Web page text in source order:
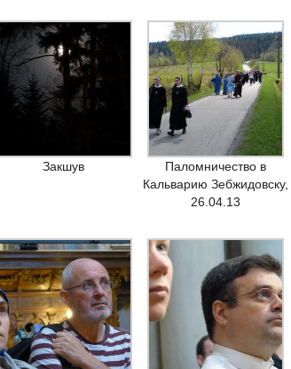
Закшув
Паломничество в
Кальварию Зебжидовску,
26.04.13